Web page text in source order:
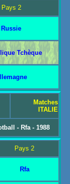
Pays 2
Russie
Tchèque
Matches
ITALIE
- Rfa - 1988
Pays 2
Rfa